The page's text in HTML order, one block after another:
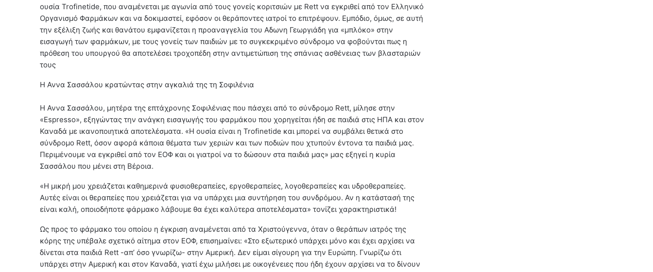
ουσία Trofinetide, που αναμένεται με αγωνία από τους γονείς κοριτσιών με Rett να εγκριθεί από τον Ελληνικό
Οργανισμό Φαρμάκων και να δοκιμαστεί, εφόσον οι θεράποντες ιατροί το επιτρέψουν. Εμπόδιο, όμως, σε αυτή
την εξέλιξη ζωής και θανάτου εμφανίζεται η προαναγγελία του Αδωνη Γεωργιάδη για «μπλόκο» στην
εισαγωγή των φαρμάκων, με τους γονείς των παιδιών με το συγκεκριμένο σύνδρομο να φοβούνται πως η
πρόθεση του υπουργού θα αποτελέσει τροχοπέδη στην αντιμετώπιση της σπάνιας ασθένειας των βλασταριών
τους
H Αννα Σασσάλου κρατώντας στην αγκαλιά της τη Σοφιλένια
Η Αννα Σασσάλου, μητέρα της επτάχρονης Σοφιλένιας που πάσχει από το σύνδρομο Rett, μίλησε στην
«Espresso», εξηγώντας την ανάγκη εισαγωγής του φαρμάκου που χορηγείται ήδη σε παιδιά στις ΗΠΑ και στον
Καναδά με ικανοποιητικά αποτελέσματα. «Η ουσία είναι η Trofinetide και μπορεί να συμβάλει θετικά στο
σύνδρομο Rett, όσον αφορά κάποια θέματα των χεριών και των ποδιών που χτυπούν έντονα τα παιδιά μας.
Περιμένουμε να εγκριθεί από τον ΕΟΦ και οι γιατροί να το δώσουν στα παιδιά μας» μας εξηγεί η κυρία
Σασσάλου που μένει στη Βέροια.
«Η μικρή μου χρειάζεται καθημερινά φυσιοθεραπείες, εργοθεραπείες, λογοθεραπείες και υδροθεραπείες.
Αυτές είναι οι θεραπείες που χρειάζεται για να υπάρχει μια συντήρηση του συνδρόμου. Αν η κατάστασή της
είναι καλή, οποιοδήποτε φάρμακο λάβουμε θα έχει καλύτερα αποτελέσματα» τονίζει χαρακτηριστικά!
Ως προς το φάρμακο του οποίου η έγκριση αναμένεται από τα Χριστούγεννα, όταν ο θεράπων ιατρός της
κόρης της υπέβαλε σχετικό αίτημα στον ΕΟΦ, επισημαίνει: «Στο εξωτερικό υπάρχει μόνο και έχει αρχίσει να
δίνεται στα παιδιά Rett -απ’ όσο γνωρίζω- στην Αμερική. Δεν είμαι σίγουρη για την Ευρώπη. Γνωρίζω ότι
υπάρχει στην Αμερική και στον Καναδά, γιατί έχω μιλήσει με οικογένειες που ήδη έχουν αρχίσει να το δίνουν